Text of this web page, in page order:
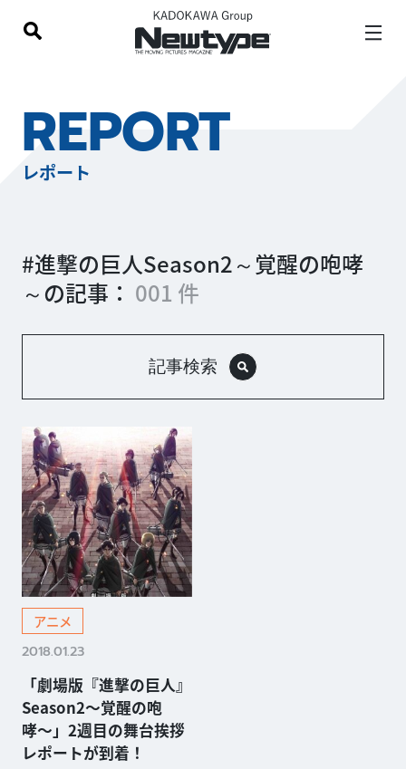
REPORT
レポート
#進撃の巨人Season2～覚醒の咆哮
～の記事： 001 件
記事検索
アニメ
2018.01.23
「劇場版『進撃の巨人』
Season2〜覚醒の咆
哮〜」2週目の舞台挨拶
レポートが到着！